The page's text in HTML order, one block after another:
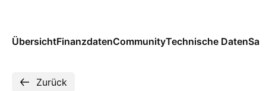
ÜbersichtFinanzdatenCommunityTechnische Daten
Zurück